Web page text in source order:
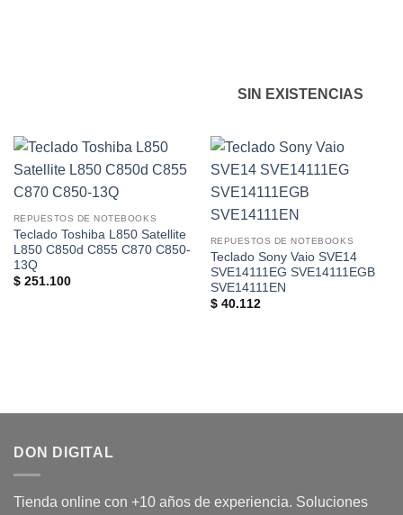
REPUESTOS DE NOTEBOOKS
Teclado Toshiba L850 Satellite
L850 C850d C855 C870 C850-
13Q
$251.100
SIN EXISTENCIAS
REPUESTOS DE NOTEBOOKS
Teclado Sony Vaio SVE14
SVE14111EG SVE14111EGB
SVE14111EN
$40.112
DON DIGITAL
Tienda online con +10 años de experiencia. Soluciones